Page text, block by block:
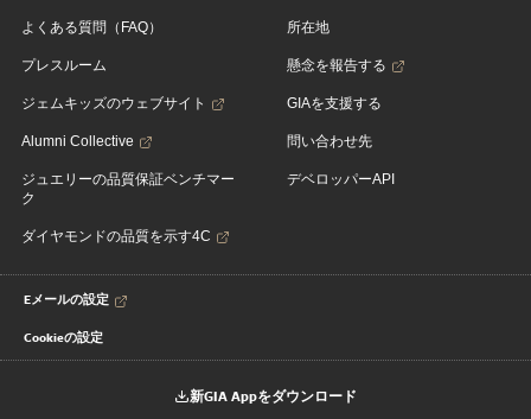
よくある質問（FAQ）
プレスルーム
ジェムキッズのウェブサイト
Alumni Collective
ジュエリーの品質保証ベンチマー
ク
ダイヤモンドの品質を示す4C
所在地
懸念を報告する
GIAを支援する
問い合わせ先
デベロッパーAPI
Eメールの設定
Cookieの設定
新GIA Appをダウンロード